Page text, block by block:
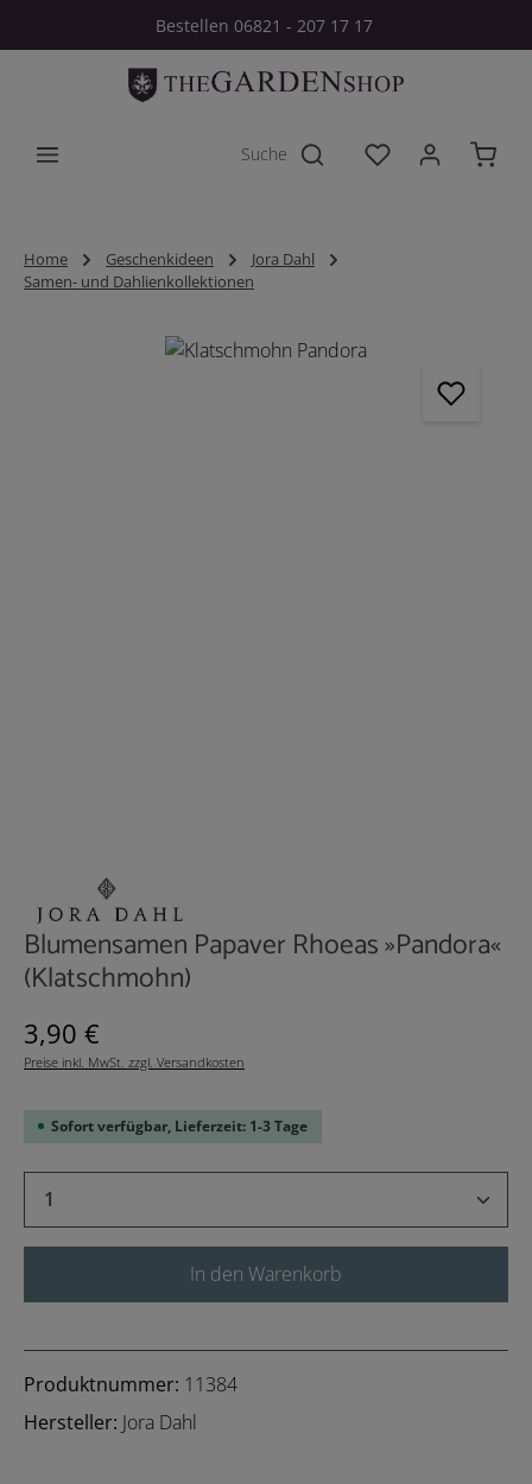
Zum Hauptinhalt springenBestellen 06821 - 207 17 17
Du hast 0
Home Geschenkideen
Jora Dahl
Samen- und Dahlienkollektionen
Bildergalerie überspringen
Blumensamen Papaver Rhoeas »Pandora«
(Klatschmohn)
Regulärer Preis:
3,90 €
Preise inkl. MwSt. zzgl. Versandkosten
Sofort verfügbar, Lieferzeit: 1-3 Tage
Produkt Anzahl: Gib den gewünschten
In den Warenkorb
Produktnummer: 11384
Hersteller: Jora Dahl